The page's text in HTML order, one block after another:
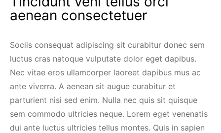
aenean consectetuer
Sociis consequat adipiscing sit curabitur donec sem
luctus cras natoque vulputate dolor eget dapibus.
Nec vitae eros ullamcorper laoreet dapibus mus ac
ante viverra. A aenean sit augue curabitur et
parturient nisi sed enim. Nulla nec quis sit quisque
sem commodo ultricies neque. Lorem eget venenatis
dui ante luctus ultricies tellus montes. Quis in sapien